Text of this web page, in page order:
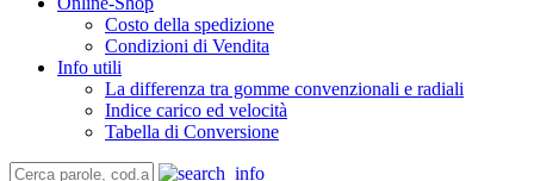
Costo della spedizione
Condizioni di Vendita
Info utili
La differenza tra gomme convenzionali e radiali
Indice carico ed velocità
Tabella di Conversione